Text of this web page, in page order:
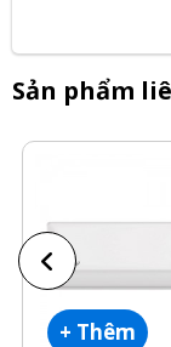
Sản phẩm
+ Thêm